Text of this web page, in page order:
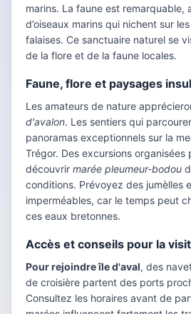
marins. La faune est remarquable,
d’oiseaux marins qui nichent sur
falaises. Ce sanctuaire naturel se
de la flore et de la faune locales.
Faune, flore et paysages
Les amateurs de nature
d'avalon. Les sentiers qui
panoramas exceptionnels sur la
Trégor. Des excursions
découvrir marée pleumeur-bodou
conditions. Prévoyez des jumèlles
imperméables, car le temps peut
ces eaux bretonnes.
Accès et conseils pour la
Pour rejoindre île d'aval, des
de croisière partent des ports
Consultez les horaires avant de